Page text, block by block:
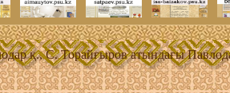
қ., С. Торайғыров атындағы